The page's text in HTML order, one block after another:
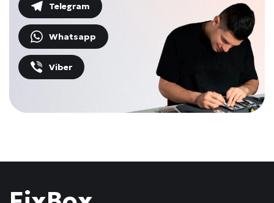
Telegram
Whatsapp
Viber